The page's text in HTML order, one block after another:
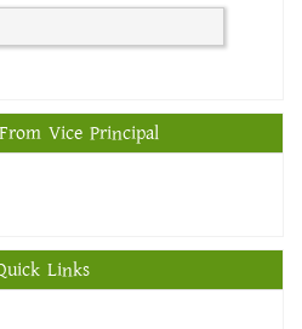
Vice Principal
Links